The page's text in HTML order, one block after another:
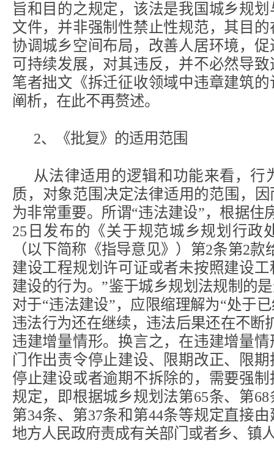
旨和目的之规定，该法是我国城乡规
文件，并非强制性禁止性规范，其目
协调城乡空间布局，改善人居环境，
可持续发展，对其违反，并不必然导
笔者拙文《拆迁征收领域中违章建筑
阐析，在此不再赘述。
2、《批复》的适用范围
从法律适用的逻辑和功能来看，行
质，对象范围决定法律适用的范围，
为非常重要。所谓“违法建设”，根据住
25日发布的《关于规范城乡规划行政
（以下简称《指导意见》）第2条第2
建设工程规划许可证或者未按照建设
建设的行为。”鉴于城乡规划法规制的
对于“违法建设”，应限缩理解为“处于
违法行为还在继续，违法后果还在不断
违建增量情形。换言之，在违建增量
门作出责令停止建设、限期改正、限
停止建设或者逾期不拆除的，需要强
规定，即根据城乡规划法第65条、第
第34条、第37条和第44条等规定直接
地方人民政府责成有关部门或者乡、镇